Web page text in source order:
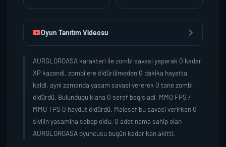
Oyun Tanıtım Videosu
AURGLOROASA karakteri ile zombi savasi yaparak 0 kadar
XP kazandi, zombilere öldürülmeden 0 dakika hayatta
kaldi, ayni zamanda yasam savasi vererek 0 tane zombi
öldürdü. Bulundugu klana 0 seref bagisladi, MMO FPS /
MMO TPS 0 haydut öldürdü. Malesef bu savasi verirken 0
sivilin yasamina sebep oldu. 0 adet nama sahip olan
AURGLOROASA oyuncusu bugün kadar kan akitti.